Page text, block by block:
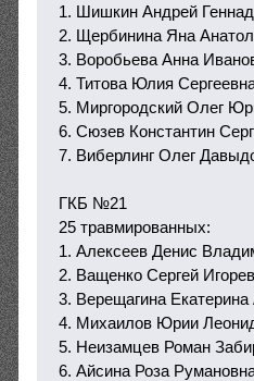
1. Шишкин Андрей
2. Щербинина Яна
3. Воробьева Анна
4. Титова Юлия
5. Миргородский Олег
6. Сюзев Константин
7. Виберлинг Олег
ГКБ №21
25 травмированных:
1. Алексеев Денис
2. Ващенко Сергей
3. Верещагина
4. Михаилов Юрии
5. Неизамцев Роман
6. Айсина Роза